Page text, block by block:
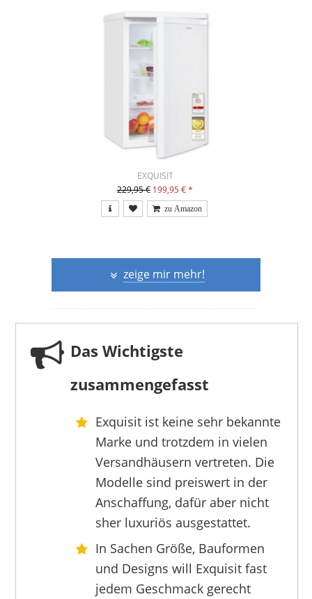
EXQUISIT
229,95 € 199,95 €*
EXQUISIT
239,95 € 209,95 €*
zeige mir mehr!
Das Wichtigste
zusammengefasst
Exquisit ist keine sehr bekannte
Marke und trotzdem in vielen
Versandhäusern vertreten. Die
Modelle sind preiswert in der
Anschaffung, dafür aber nicht
sher luxuriös ausgestattet.
In Sachen Größe, Bauformen
und Designs will Exquisit fast
jedem Geschmack gerecht